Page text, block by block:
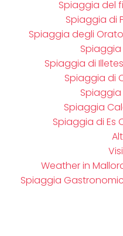
Spiaggia del
Spiaggia di
Spiaggia degli
Spiaggia di
Spiaggia di
Spiaggia
Spiaggia di Es
Weather in
Spiaggia